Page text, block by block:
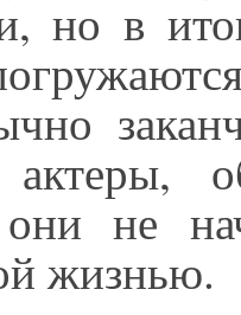
но в
не
жизнью.